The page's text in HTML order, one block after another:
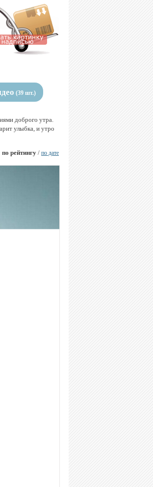
(39 шт.)
доброго утра.
улыбка, и утро
по рейтингу / по дате